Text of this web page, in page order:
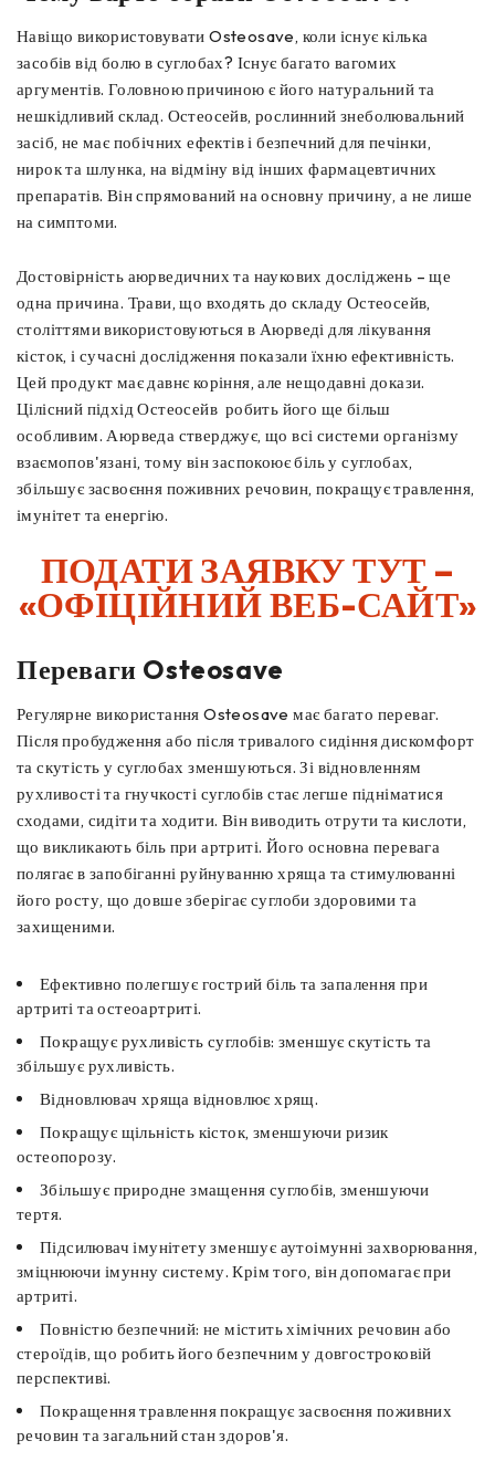
Навіщо використовувати Osteosave, коли існує кілька
засобів від болю в суглобах? Існує багато вагомих
аргументів. Головною причиною є його натуральний та
нешкідливий склад. Остеосейв, рослинний знеболювальний
засіб, не має побічних ефектів і безпечний для печінки,
нирок та шлунка, на відміну від інших фармацевтичних
препаратів. Він спрямований на основну причину, а не лише
на симптоми.
Достовірність аюрведичних та наукових досліджень – ще
одна причина. Трави, що входять до складу Остеосейв,
століттями використовуються в Аюрведі для лікування
кісток, і сучасні дослідження показали їхню ефективність.
Цей продукт має давнє коріння, але нещодавні докази.
Цілісний підхід Остеосейв робить його ще більш
особливим. Аюрведа стверджує, що всі системи організму
взаємопов'язані, тому він заспокоює біль у суглобах,
збільшує засвоєння поживних речовин, покращує травлення,
імунітет та енергію.
ПОДАТИ ЗАЯВКУ ТУТ –
«ОФІЦІЙНИЙ ВЕБ-САЙТ»
Переваги Osteosave
Регулярне використання Osteosave має багато переваг.
Після пробудження або після тривалого сидіння дискомфорт
та скутість у суглобах зменшуються. Зі відновленням
рухливості та гнучкості суглобів стає легше підніматися
сходами, сидіти та ходити. Він виводить отрути та кислоти,
що викликають біль при артриті. Його основна перевага
полягає в запобіганні руйнуванню хряща та стимулюванні
його росту, що довше зберігає суглоби здоровими та
захищеними.
Ефективно полегшує гострий біль та запалення при
артриті та остеоартриті.
Покращує рухливість суглобів: зменшує скутість та
збільшує рухливість.
Відновлювач хряща відновлює хрящ.
Покращує щільність кісток, зменшуючи ризик
остеопорозу.
Збільшує природне змащення суглобів, зменшуючи
тертя.
Підсилювач імунітету зменшує аутоімунні захворювання,
зміцнюючи імунну систему. Крім того, він допомагає при
артриті.
Повністю безпечний: не містить хімічних речовин або
стероїдів, що робить його безпечним у довгостроковій
перспективі.
Покращення травлення покращує засвоєння поживних
речовин та загальний стан здоров'я.